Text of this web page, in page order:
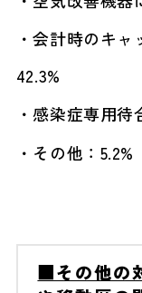
・会計時のキャ
42.3%
・感染症専用待
・その他：5.2%
■その他の